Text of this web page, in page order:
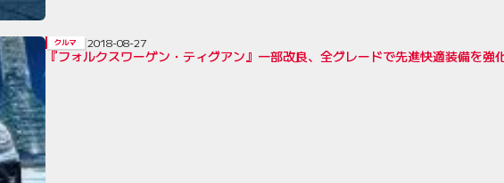
『フォルクスワーゲン・ティグアン』一部改良、全グレードで先進快適装備を強
クルマ 2018-08-27